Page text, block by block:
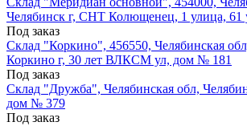
Челябинск г, СНТ Колющенец, 1 улица, 61
Под заказ
Склад "Коркино", 456550, Челябинская
Коркино г, 30 лет ВЛКСМ ул, дом № 181
Под заказ
Склад "Дружба", Челябинская обл,
дом № 379
Под заказ